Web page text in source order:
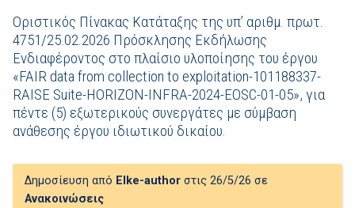
Οριστικός Πίνακας Κατάταξης της υπ’ αριθμ. πρωτ.
4751/25.02.2026 Πρόσκλησης Εκδήλωσης
Ενδιαφέροντος στο πλαίσιο υλοποίησης του έργου
«FAIR data from collection to exploitation-101188337-
RAISE Suite-HORIZON-INFRA-2024-EOSC-01-05», για
πέντε (5) εξωτερικούς συνεργάτες με σύμβαση
ανάθεσης έργου ιδιωτικού δικαίου.
Δημοσίευση από Elke-author στις 26/5/26 σε
Ανακοινώσεις